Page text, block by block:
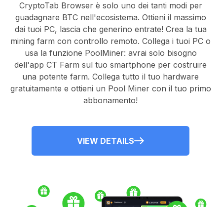
CryptoTab Browserè solo uno dei tanti modi per
guadagnare BTC nell'ecosistema. Ottieni il massimo
dai tuoi PC, lascia che generino entrate! Crea la tua
mining farm con controllo remoto. Collega i tuoi PC o
usa la funzione PoolMiner: avrai solo bisogno
dell'app CT Farm sul tuo smartphone per costruire
una potente farm. Collega tutto il tuo hardware
gratuitamente e ottieni un Pool Minercon il tuo primo
abbonamento!
VIEW DETAILS